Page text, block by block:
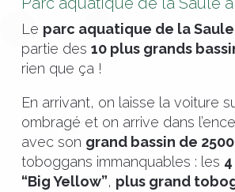
Le parc aquatique de la
partie des 10 plus grands
rien que ça !
En arrivant, on laisse la voiture
ombragé et on arrive dans
avec son grand bassin de
toboggans immanquables : les
“Big Yellow”, plus grand